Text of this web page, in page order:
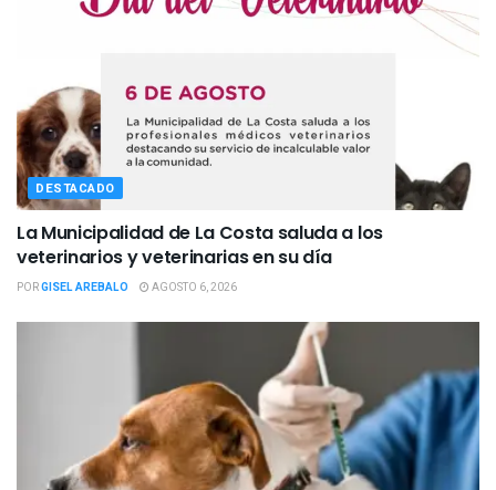
DESTACADO
La Municipalidad de La Costa saluda a los
veterinarios y veterinarias en su día
PORGISEL AREBALO AGOSTO 6, 2026